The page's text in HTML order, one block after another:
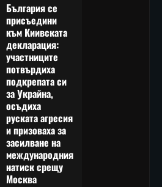
България се
присъедини
към Киивската
декларация:
участниците
потвърдиха
подкрепата си
за Украйна,
осъдиха
руската агресия
и призоваха за
засилване на
международния
натиск срещу
Москва